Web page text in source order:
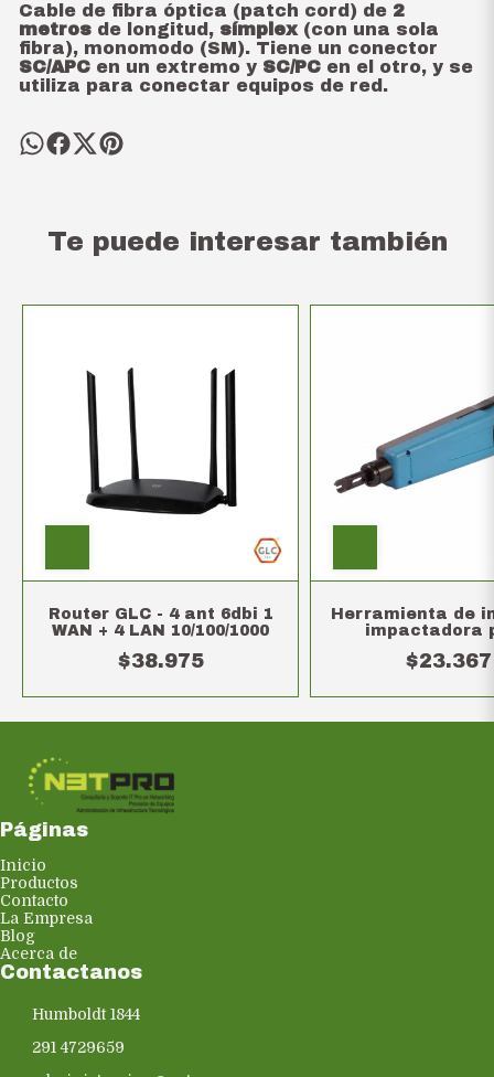
Cable de fibra óptica (patch cord) de 2
metrosde longitud, símplex(con una sola
fibra), monomodo (SM). Tiene un conector
SC/APCen un extremo y SC/PCen el otro, y se
utiliza para conectar equipos de red.
Te puede interesar también
Router GLC - 4 ant 6dbi 1
WAN + 4 LAN 10/100/1000
$38.975
Herramienta de
impactadora
$23.367
Páginas
Inicio
Productos
Contacto
La Empresa
Blog
Acerca de
Contactanos
Humboldt 1844
291 4729659